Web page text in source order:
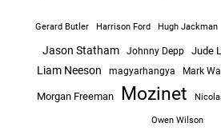
Gerard Butler Harrison Ford Hugh Jackman
Jason Statham Johnny Depp Jude
Liam Neeson magyarhangya Mark
Morgan Freeman Mozinet
Owen Wilson